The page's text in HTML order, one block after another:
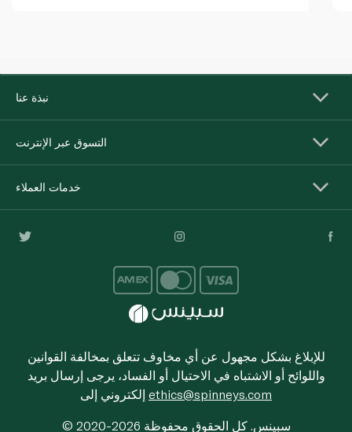
نبذة عنا
التسوق عبر الإنترنت
خدمات العملاء
للإبلاغ بشكل مجهول عن أي مخاوف تتعلق بمخالفة القوانين
واللوائح أو الاشتباه في الاحتيال أو الفساد، يرجى إرسال بريد
ethics@spinneys.com
© 2020-2026 سبينس. كل الحقوق محفوظة